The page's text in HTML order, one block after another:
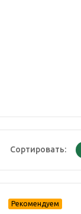
Сортировать: